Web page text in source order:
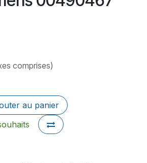
comprises)
au panier